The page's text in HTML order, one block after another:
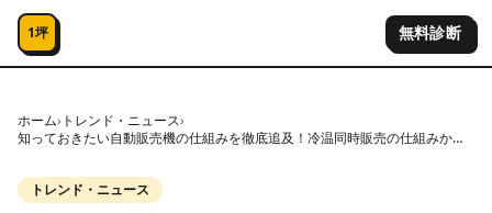
コンテンツへスキップ
1坪 無料診断
ホーム› トレンド・ニュース›
知っておきたい自動販売機の仕組みを徹底追及！冷温同時販売の仕組みからお金を判別する仕組みまで
トレンド・ニュース